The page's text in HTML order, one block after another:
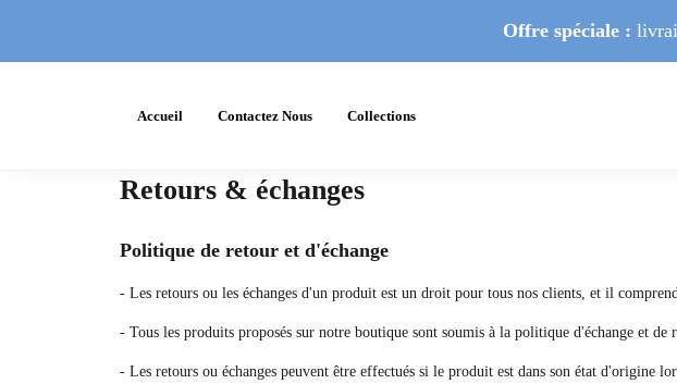
Offre spéciale :
Accueil Contactez Nous Collections
Retours & échanges
Politique de retour et d'échange
- Les retours ou les échanges d'un produit est un droit pour tous nos clients, et il
- Tous les produits proposés sur notre boutique sont soumis à la politique d'échange et de
- Les retours ou échanges peuvent être effectués si le produit est dans son état d'origine